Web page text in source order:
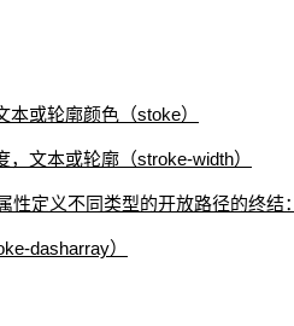
本或轮廓颜色（stoke）
，文本或轮廓（stroke-width）
性定义不同类型的开放路径的终结：
dasharray）